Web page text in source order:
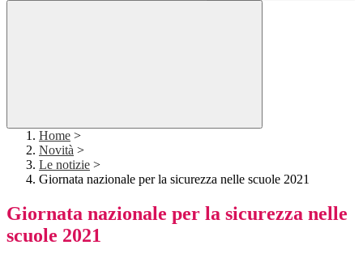
Home >
Novità >
Le notizie >
Giornata nazionale per la sicurezza nelle scuole 2021
Giornata nazionale per la sicurezza nelle
scuole 2021